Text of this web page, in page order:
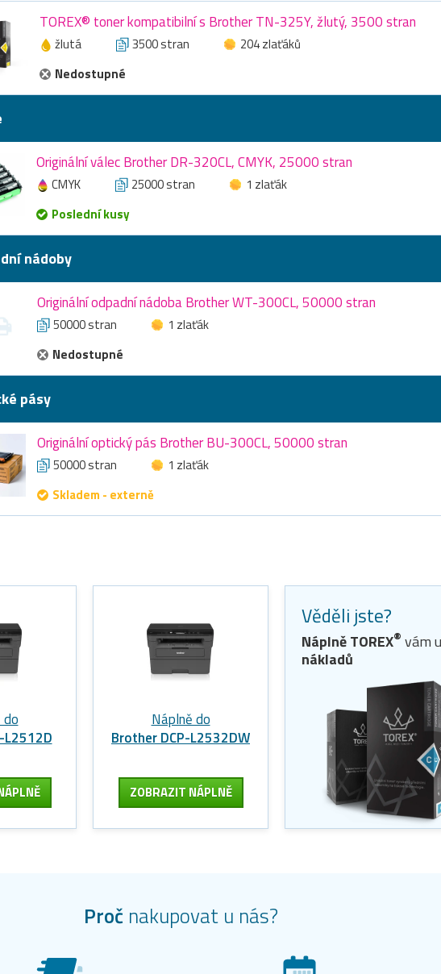
TOREX® toner kompatibilní s Brother TN-325Y, žlutý, 3500 stran
žlutá 3500 stran
204 zlaťáků
Nedostupné
Originální válec Brother DR-320CL, CMYK, 25000 stran
CMYK 25000 stran
1 zlaťák
Poslední kusy
nádoby
Originální odpadní nádoba Brother WT-300CL, 50000 stran
50000 stran
1 zlaťák
Nedostupné
pásy
Originální optický pás Brother BU-300CL, 50000 stran
50000 stran
1 zlaťák
Skladem - externě
L2512D
Náplně do
Brother DCP-L2532DW
ZOBRAZIT NÁPLNĚ
Věděli jste?
Náplně TOREX® vám
nákladů
Proč nakupovat u nás?